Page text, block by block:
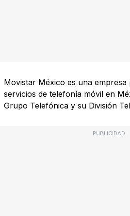
Movistar México es una empresa
servicios de telefonía móvil en
Grupo Telefónica y su División
PUBLICIDAD